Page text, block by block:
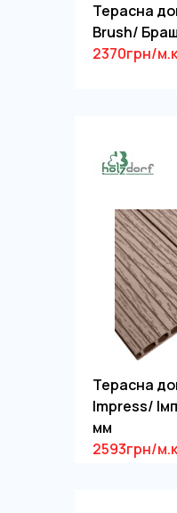
Терасна
Brush/
2370грн/
Терасна
Impress/
мм
2593грн/